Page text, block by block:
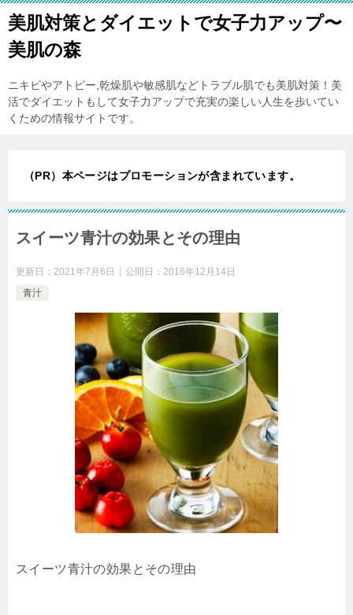
美肌対策とダイエットで女子力アップ〜
美肌の森
ニキビやアトピー,乾燥肌や敏感肌などトラブル肌でも美肌対策！美
活でダイエットもして女子力アップで充実の楽しい人生を歩いてい
くための情報サイトです。
（PR）本ページはプロモーションが含まれています。
スイーツ青汁の効果とその理由
更新日： 2021年7月6日 公開日： 2016年12月14日
青汁
スイーツ青汁の効果とその理由